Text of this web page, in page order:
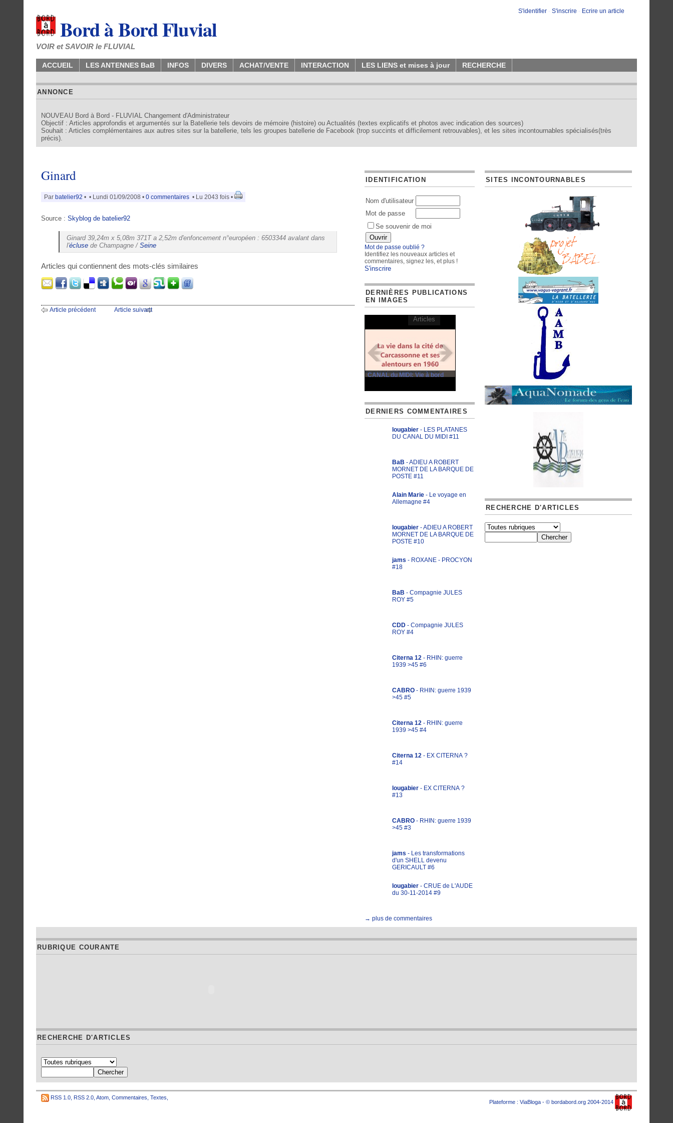
S'identifier - S'inscrire - Ecrire un article
Bord à Bord Fluvial
VOIR et SAVOIR le FLUVIAL
ACCUEIL LES ANTENNES BaB INFOS DIVERS ACHAT/VENTE INTERACTION LES LIENS et mises à jour RECHERCHE
ANNONCE
NOUVEAU Bord à Bord - FLUVIAL Changement d'Administrateur
Objectif : Articles approfondis et argumentés sur la Batellerie tels devoirs de mémoire (histoire) ou Actualités (textes explicatifs et photos avec indication des sources)
Souhait : Articles complémentaires aux autres sites sur la batellerie, tels les groupes batellerie de Facebook (trop succints et difficilement retrouvables), et les sites incontournables spécialisés(très
précis).
Ginard
Par batelier92 • • Lundi 01/09/2008 • 0 commentaires • Lu 2043 fois •
Source : Skyblog de batelier92
Ginard 39,24m x 5,08m 371T a 2,52m d'enfoncement n°européen : 6503344 avalant dans
l'écluse de Champagne / Seine
Articles qui contiennent des mots-clés similaires
Article précédent Article suivant
IDENTIFICATION
Nom d'utilisateur
Mot de passe
Se souvenir de moi
Mot de passe oublié ?
Identifiez les nouveaux articles et
commentaires, signez les, et plus !
S'inscrire
DERNIÈRES PUBLICATIONS
EN IMAGES
CANAL du MIDI: Vie à bord
Articles
DERNIERS COMMENTAIRES
lougabier - LES PLATANES
DU CANAL DU MIDI #11
BaB - ADIEU A ROBERT
MORNET DE LA BARQUE DE
POSTE #11
Alain Marie - Le voyage en
Allemagne #4
lougabier - ADIEU A ROBERT
MORNET DE LA BARQUE DE
POSTE #10
jams - ROXANE - PROCYON
#18
BaB - Compagnie JULES
ROY #5
CDD - Compagnie JULES
ROY #4
Citerna 12 - RHIN: guerre
1939 >45 #6
CABRO - RHIN: guerre 1939
>45 #5
Citerna 12 - RHIN: guerre
1939 >45 #4
Citerna 12 - EX CITERNA ?
#14
lougabier - EX CITERNA ?
#13
CABRO - RHIN: guerre 1939
>45 #3
jams - Les transformations
d'un SHELL devenu
GERICAULT #6
lougabier - CRUE de L'AUDE
du 30-11-2014 #9
→ plus de commentaires
SITES INCONTOURNABLES
RECHERCHE D'ARTICLES
RUBRIQUE COURANTE
RECHERCHE D'ARTICLES
RSS 1.0 RSS 2.0 Atom Commentaires Textes
Plateforme : ViaBloga - © bordabord.org 2004-2014